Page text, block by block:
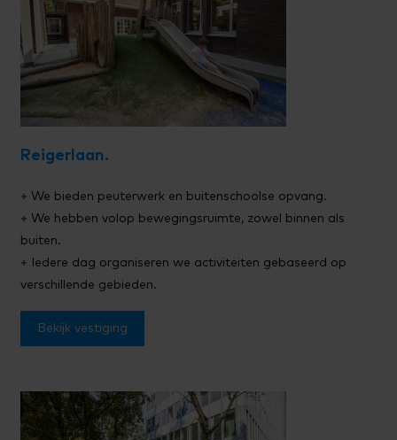
Reigerlaan.
+ We bieden peuterwerk en buitenschoolse opvang.
+ We hebben volop bewegingsruimte, zowel binnen als
buiten.
+ Iedere dag organiseren we activiteiten gebaseerd op
verschillende gebieden.
Bekijk vestiging